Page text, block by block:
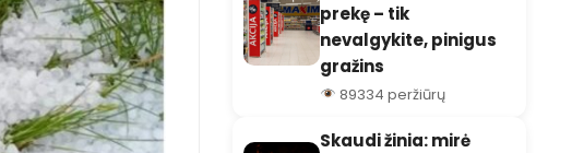
prekę – tik
nevalgykite, pinigus
gražins
89334 peržiūrų
Skaudi žinia: mirė